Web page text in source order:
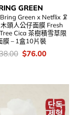
GREEN
Green x Netflix 🦑
頭人公仔面膜 Fresh
Cica 茶樹積雪草限
膜 – 1盒10片裝
Original
$76.00Current